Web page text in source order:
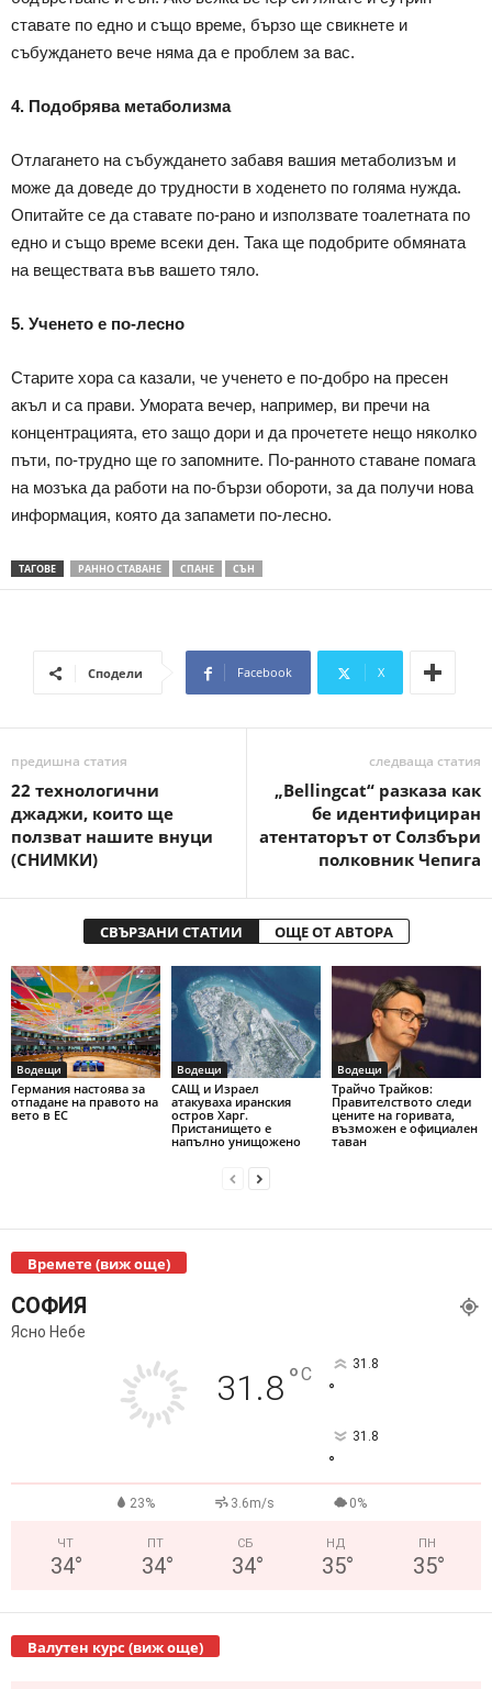
ставате по едно и също време, бързо ще свикнете и
събуждането вече няма да е проблем за вас.
4. Подобрява метаболизма
Отлагането на събуждането забавя вашия метаболизъм и
може да доведе до трудности в ходенето по голяма нужда.
Опитайте се да ставате по-рано и използвате тоалетната по
едно и също време всеки ден. Така ще подобрите обмяната
на веществата във вашето тяло.
5. Ученето е по-лесно
Старите хора са казали, че ученето е по-добро на пресен
акъл и са прави. Умората вечер, например, ви пречи на
концентрацията, ето защо дори и да прочетете нещо няколко
пъти, по-трудно ще го запомните. По-ранното ставане помага
на мозъка да работи на по-бързи обороти, за да получи нова
информация, която да запамети по-лесно.
ТАГОВЕ РАННО СТАВАНЕ СПАНЕ СЪН
Сподели Facebook X
предишна статия
22 технологични
джаджи, които ще
ползват нашите внуци
(СНИМКИ)
следваща статия
„Bellingcat“ разказа как
бе идентифициран
атентаторът от Солзбъри
полковник Чепига
СВЪРЗАНИ СТАТИИ ОЩЕ ОТ АВТОРА
Водещи
Германия настоява за
отпадане на правото на
вето в ЕС
Водещи
САЩ и Израел
атакуваха иранския
остров Харг.
Пристанището е
напълно унищожено
Водещи
Трайчо Трайков:
Правителството следи
цените на горивата,
възможен е официален
таван
Времете (виж още)
СОФИЯ
Ясно Небе
31.8°C 31.8
°
31.8
°
23% 3.6m/s 0%
ЧТ
34°
ПТ
34°
СБ
34°
НД
35°
ПН
35°
Валутен курс (виж още)